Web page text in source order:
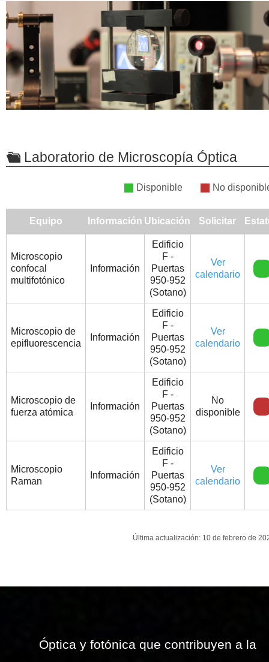
Laboratorio de Microscopía Óptica
Disponible No
Equipo Información Ubicación Solicitar
Microscopio
confocal 
multifotónico
Información
Edificio
F -
Puertas
950-952
(Sotano)
Ver
calendario
Microscopio de
epifluorescencia
Información
Edificio
F -
Puertas
950-952
(Sotano)
Ver
calendario
Microscopio de
fuerza atómica
Información
Edificio
F -
Puertas
950-952
(Sotano)
No
disponible
Microscopio
Raman
Información
Edificio
F -
Puertas
950-952
(Sotano)
Ver
calendario
Última actualización: 10 de febrero de
Óptica y fotónica que contribuyen a la